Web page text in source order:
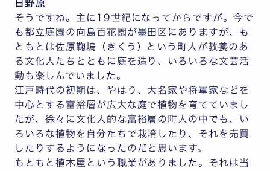
日野原
そうですね。主に19世紀になってからですが。今で
も都立庭園の向島百花園が墨田区にありますが、も
ともとは佐原鞠塢（きくう）という町人が教養のあ
る文化人たちとともに庭を造り、いろいろな文芸活
動も楽しんでいました。
江戸時代の初期は、やはり、大名家や将軍家などを
中心とする富裕層が広大な庭で植物を育てていまし
たが、徐々に文化人的な富裕層の町人の中でも、い
ろいろな植物を自分たちで栽培したり、それを売買
したりするようになったのだと思います。
もともと植木屋という職業がありました。それは当